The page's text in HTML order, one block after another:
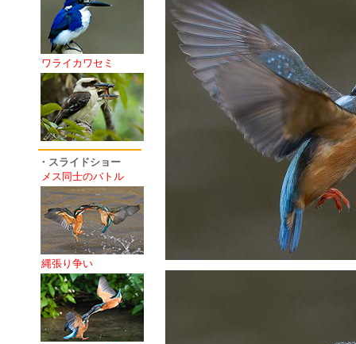
ワライカワセミ
・スライドショー
メス同士のバトル
縄張り争い